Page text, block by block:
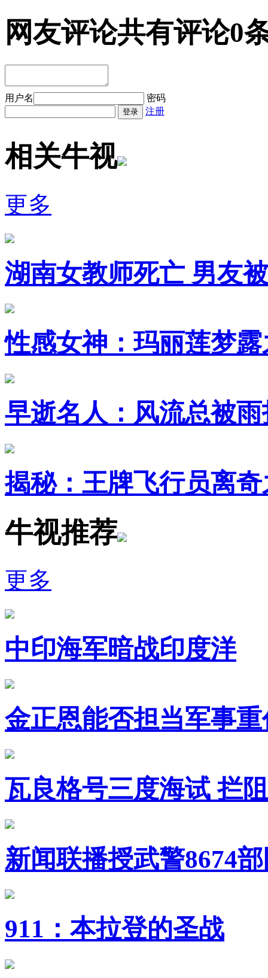
网友评论共有评论0
用户名
密码
注册
相关牛视
更多
湖南女教师死亡 男友
性感女神：玛丽莲梦
早逝名人：风流总被
揭秘：王牌飞行员离
牛视推荐
更多
中印海军暗战印度洋
金正恩能否担当军事重
瓦良格号三度海试 拦
新闻联播授武警8674
911：本拉登的圣战